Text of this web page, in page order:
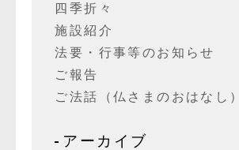
四季折々
施設紹介
法要・行事等のお知らせ
ご報告
ご法話（仏さまのおはなし）
アーカイブ